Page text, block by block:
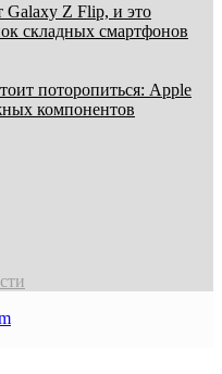
Galaxy Z Flip, и это
складных смартфонов
поторопиться: Apple
компонентов